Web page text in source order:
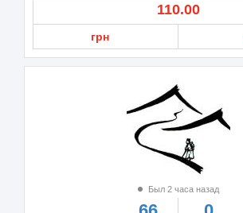
110.00
грн
Был 2 часа назад